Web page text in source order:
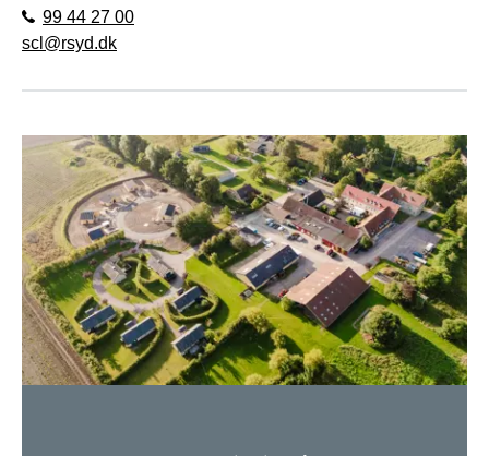
99 44 27 00
scl@rsyd.dk